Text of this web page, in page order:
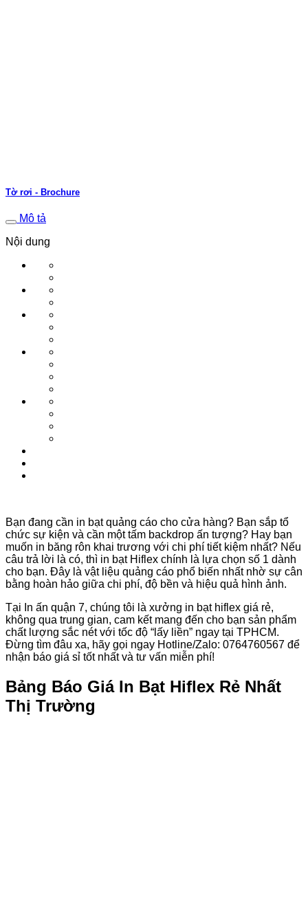
Tờ rơi - Brochure
Mô tả
Nội dung
Bạn đang cần in bạt quảng cáo cho cửa hàng? Bạn sắp tổ
chức sự kiện và cần một tấm backdrop ấn tượng? Hay bạn
muốn in băng rôn khai trương với chi phí tiết kiệm nhất? Nếu
câu trả lời là có, thì in bạt Hiflex chính là lựa chọn số 1 dành
cho bạn. Đây là vật liệu quảng cáo phổ biến nhất nhờ sự cân
bằng hoàn hảo giữa chi phí, độ bền và hiệu quả hình ảnh.
Tại In ấn quận 7, chúng tôi là xưởng in bạt hiflex giá rẻ,
không qua trung gian, cam kết mang đến cho bạn sản phẩm
chất lượng sắc nét với tốc độ “lấy liền” ngay tại TPHCM.
Đừng tìm đâu xa, hãy gọi ngay Hotline/Zalo: 0764760567 để
nhận báo giá sỉ tốt nhất và tư vấn miễn phí!
Bảng Báo Giá In Bạt Hiflex Rẻ Nhất
Thị Trường